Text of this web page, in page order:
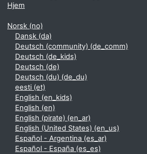
Hjem
Norsk ‎(no)‎
Dansk ‎(da)‎
Deutsch (community) ‎(de_comm)‎
Deutsch ‎(de_kids)‎
Deutsch ‎(de)‎
Deutsch (du) ‎(de_du)‎
eesti ‎(et)‎
English ‎(en_kids)‎
English ‎(en)‎
English (pirate) ‎(en_ar)‎
English (United States) ‎(en_us)‎
Español - Argentina ‎(es_ar)‎
Español - España ‎(es_es)‎